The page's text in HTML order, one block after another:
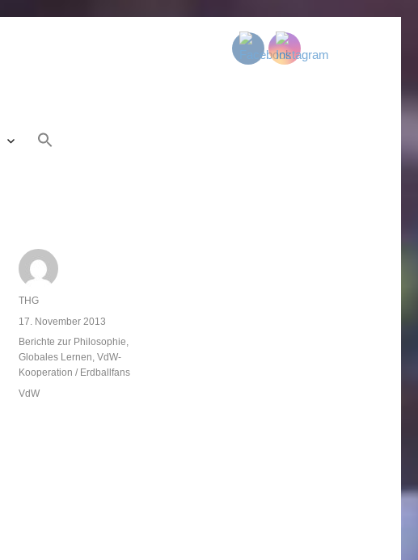
Autor
THG
Veröffentlicht
am
17. November 2013
Kategorien
Berichte zur Philosophie,
Globales Lernen, VdW-
Kooperation / Erdballfans
Schlagwörter
VdW